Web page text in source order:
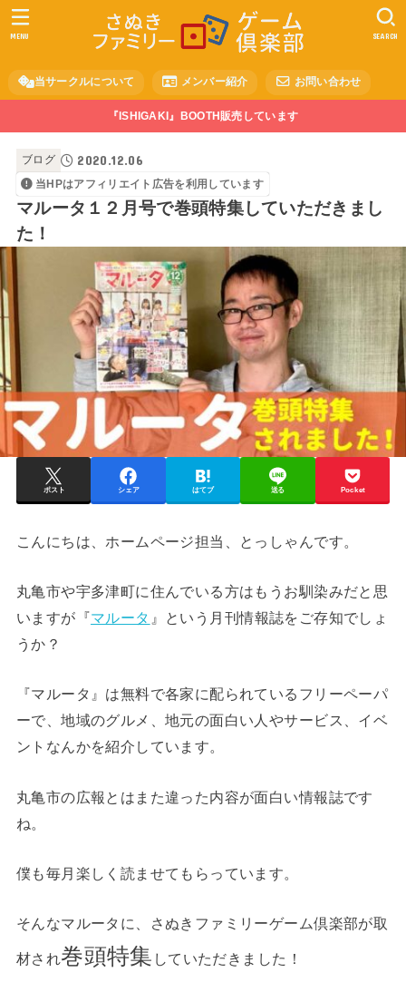
当サークルについて メンバー紹介 お問い合わせ
SEARCH
MENU
『ISHIGAKI』BOOTH販売しています
ブログ 2020.12.06
当HPはアフィリエイト広告を利用しています
マルータ１２月号で巻頭特集していただきまし
た！
ポスト シェア はてブ 送る Pocket
こんにちは、ホームページ担当、とっしゃんです。
丸亀市や宇多津町に住んでいる方はもうお馴染みだと思
いますが『マルータ 』という月刊情報誌をご存知でしょ
うか？
『マルータ』は無料で各家に配られているフリーペーパ
ーで、地域のグルメ、地元の面白い人やサービス、イベ
ントなんかを紹介しています。
丸亀市の広報とはまた違った内容が面白い情報誌です
ね。
僕も毎月楽しく読ませてもらっています。
そんなマルータに、さぬきファミリーゲーム倶楽部が取
材され巻頭特集 していただきました！